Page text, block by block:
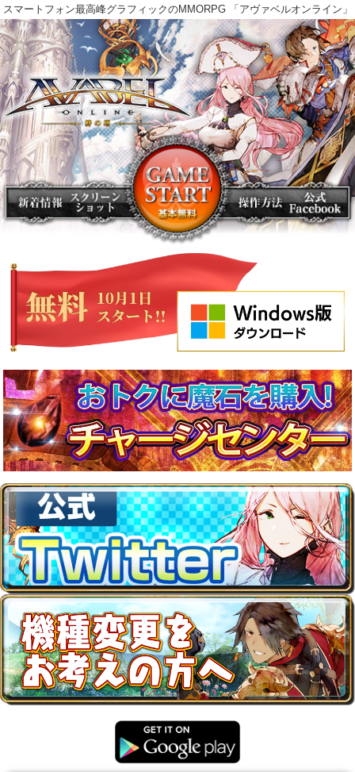
スマートフォン最高峰グラフィックのMMORPG 「アヴァベルオンラ